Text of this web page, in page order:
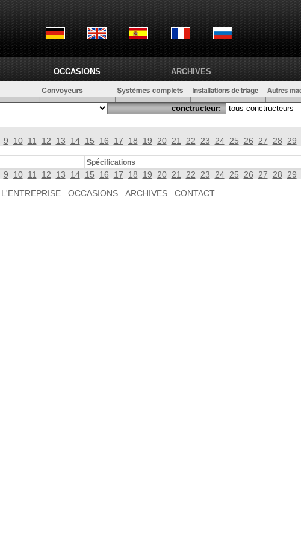
OCCASIONS ARCHIVES
conctructeur:
9 10 11 12 13 14 15 16 17 18 19 20 21 22 23 24 25 26 27 28 29
Spécifications
9 10 11 12 13 14 15 16 17 18 19 20 21 22 23 24 25 26 27 28 29
L'ENTREPRISE
OCCASIONS ARCHIVES CONTACT